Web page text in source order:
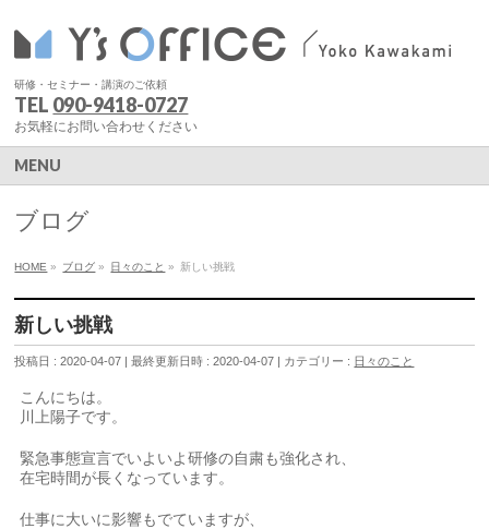
研修・セミナー・講演のご依頼
TEL 090-9418-0727
お気軽にお問い合わせください
MENU
ブログ
HOME » ブログ » 日々のこと » 新しい挑戦
新しい挑戦
投稿日 : 2020-04-07 最終更新日時 : 2020-04-07 カテゴリー : 日々のこと
こんにちは。
川上陽子です。
緊急事態宣言でいよいよ研修の自粛も強化され、
在宅時間が長くなっています。
仕事に大いに影響もでていますが、